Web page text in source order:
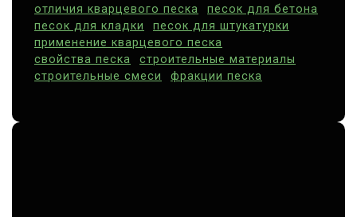
отличия кварцевого песка
песок для бетона
песок для кладки
песок для штукатурки
применение кварцевого песка
свойства песка
строительные материалы
строительные смеси
фракции песка